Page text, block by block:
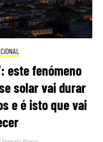
este fenómeno
solar vai durar
e é isto que vai